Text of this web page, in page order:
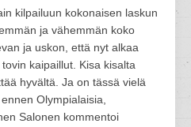
kilpailuun kokonaisen laskun
ja vähemmän koko
ja uskon, että nyt alkaa
kaipaillut. Kisa kisalta
hyvältä. Ja on tässä vielä
Olympialaisia,
Salonen kommentoi